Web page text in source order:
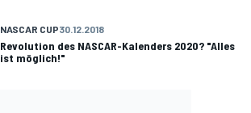
NASCAR CUP30.12.2018
Revolution des NASCAR-Kalenders 2020? "Alles
ist möglich!"